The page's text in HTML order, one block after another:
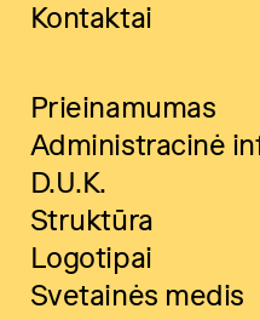
Kontaktai
Prieinamumas
Administracinė
D.U.K.
Struktūra
Logotipai
Svetainės medis